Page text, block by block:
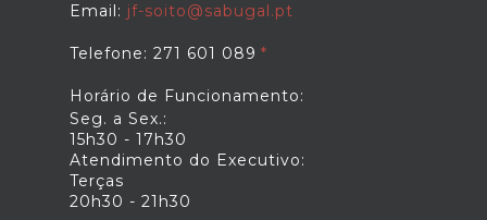
Email: jf-soito@sabugal.pt
Telefone: 271 601 089
Horário de Funcionamento:
Seg. a Sex.:
15h30 - 17h30
Atendimento do Executivo:
Terças
20h30 - 21h30